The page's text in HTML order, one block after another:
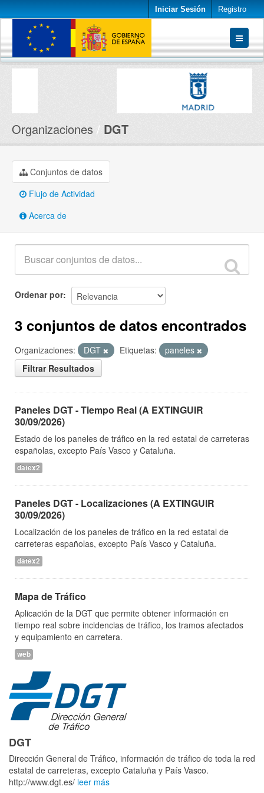
Iniciar Sesión Registro
Conjuntos de datos
Organizaciones DGT
Conjuntos de datos
Flujo de Actividad
Acerca de
Ordenar por
3 conjuntos de datos encontrados
Organizaciones: DGT Etiquetas:
paneles
Filtrar Resultados
Paneles DGT - Tiempo Real (A EXTINGUIR
30/09/2026)
Estado de los paneles de tráfico en la red estatal de carreteras
españolas, excepto País Vasco y Cataluña.
datex2
Paneles DGT - Localizaciones (A EXTINGUIR
30/09/2026)
Localización de los paneles de tráfico en la red estatal de
carreteras españolas, excepto País Vasco y Cataluña.
datex2
Mapa de Tráfico
Aplicación de la DGT que permite obtener información en
tiempo real sobre incidencias de tráfico, los tramos afectados
y equipamiento en carretera.
web
DGT
Dirección General de Tráfico, información de tráfico de toda la red
estatal de carreteras, excepto Cataluña y País Vasco.
http://www.dgt.es/ leer más